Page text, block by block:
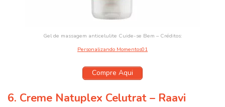
Gel de massagem anticelulite Cuide-se Bem – Créditos:
Personalizando Momentos01
Compre Aqui
6. Creme Natuplex Celutrat – Raavi